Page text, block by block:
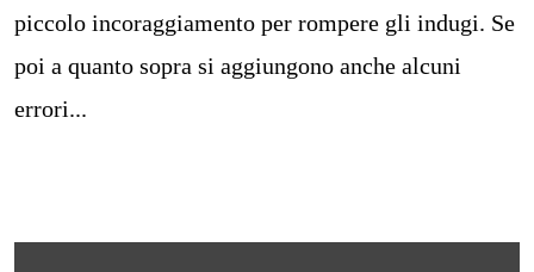
piccolo incoraggiamento per rompere gli indugi. Se
poi a quanto sopra si aggiungono anche alcuni
errori...